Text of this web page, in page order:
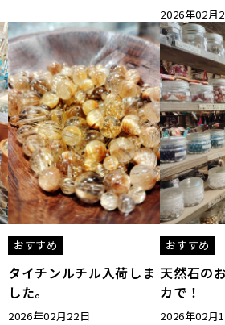
2026年02月
おすすめ
タイチンルチル入荷しま
した。
2026年02月22日
おすすめ
天然石の
カで！
2026年02月